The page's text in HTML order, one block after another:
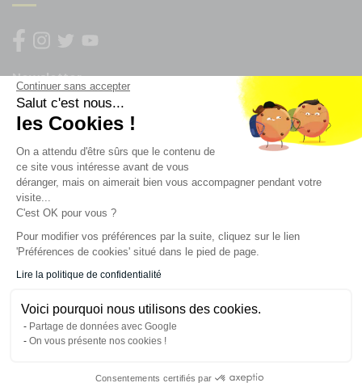
Continuer sans accepter
Salut c'est nous...
les Cookies !
On a attendu d'être sûrs que le contenu de
ce site vous intéresse avant de vous
déranger, mais on aimerait bien vous accompagner pendant votre
visite...
C'est OK pour vous ?
Pour modifier vos préférences par la suite, cliquez sur le lien
'Préférences de cookies' situé dans le pied de page.
Lire la politique de confidentialité
Voici pourquoi nous utilisons des cookies.
Partage de données avec Google
On vous présente nos cookies !
Consentements certifiés par
Newsletter
Enregistrez vous à la newsletter
Restez à l'actualité sur nos produits et les offres du
moment
NOS SERVICES
INFORMATIONS
CONTACT